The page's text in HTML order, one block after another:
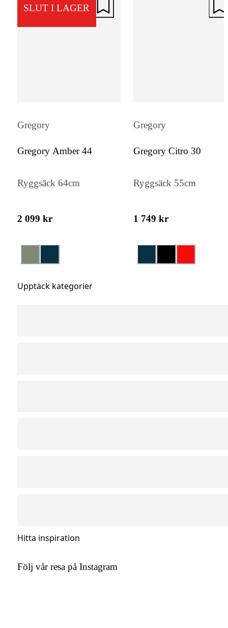
SLUT I LAGER
Gregory
Gregory Amber 44
Ryggsäck 64cm
2 099 kr
Gregory
Gregory Citro 30
Ryggsäck 55cm
1 749 kr
Upptäck kategorier
Hitta inspiration
Följ vår resa på Instagram